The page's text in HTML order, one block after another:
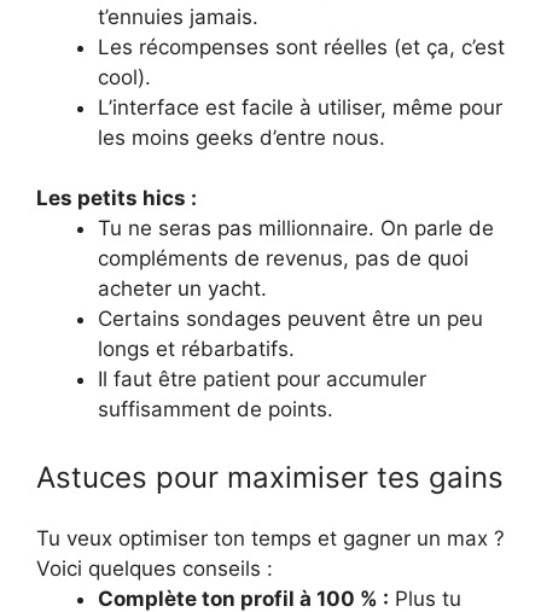
t’ennuies jamais.
Les récompenses sont réelles (et ça, c’est
cool).
L’interface est facile à utiliser, même pour
les moins geeks d’entre nous.
Les petits hics :
Tu ne seras pas millionnaire. On parle de
compléments de revenus, pas de quoi
acheter un yacht.
Certains sondages peuvent être un peu
longs et rébarbatifs.
Il faut être patient pour accumuler
suffisamment de points.
Astuces pour maximiser tes gains
Tu veux optimiser ton temps et gagner un max ?
Voici quelques conseils :
Complète ton profil à 100 % : Plus tu